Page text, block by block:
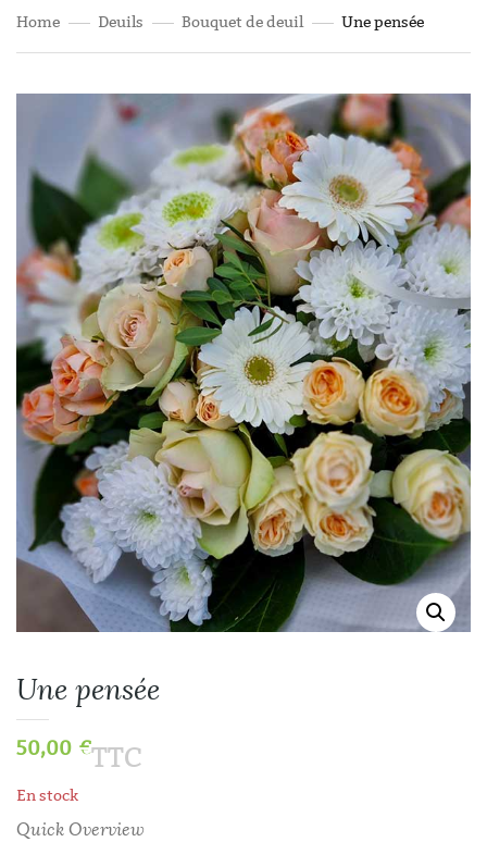
Home Deuils Bouquet de deuil Une pensée
Une pensée
50,00 €TTC
En stock
Quick Overview